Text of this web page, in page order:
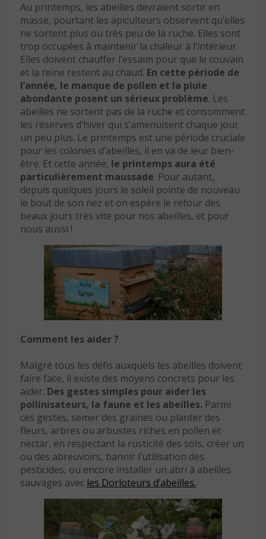
Au printemps, les abeilles devraient sortir en
masse, pourtant les apiculteurs observent qu’elles
ne sortent plus ou très peu de la ruche. Elles sont
trop occupées à maintenir la chaleur à l’intérieur.
Elles doivent chauffer l’essaim pour que le couvain
et la reine restent au chaud. En cette période de
l’année, le manque de pollen et la pluie
abondante posent un sérieux problème. Les
abeilles ne sortent pas de la ruche et consomment
les réserves d’hiver qui s’amenuisent chaque jour
un peu plus. Le printemps est une période cruciale
pour les colonies d’abeilles, il en va de leur bien-
être. Et cette année, le printemps aura été
particulièrement maussade. Pour autant,
depuis quelques jours le soleil pointe de nouveau
le bout de son nez et on espère le retour des
beaux jours très vite pour nos abeilles, et pour
nous aussi !
Comment les aider ?
Malgré tous les défis auxquels les abeilles doivent
faire face, il existe des moyens concrets pour les
aider. Des gestes simples pour aider les
pollinisateurs, la faune et les abeilles. Parmi
ces gestes, semer des graines ou planter des
fleurs, arbres ou arbustes riches en pollen et
nectar, en respectant la rusticité des sols, créer un
ou des abreuvoirs, bannir l’utilisation des
pesticides, ou encore installer un abri à abeilles
sauvages avec les Dorloteurs d’abeilles.